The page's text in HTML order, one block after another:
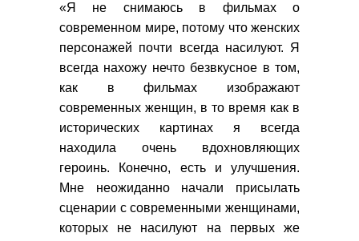
«Я не снимаюсь в фильмах о
современном мире, потому что женских
персонажей почти всегда насилуют. Я
всегда нахожу нечто безвкусное в том,
как в фильмах изображают
современных женщин, в то время как в
исторических картинах я всегда
находила очень вдохновляющих
героинь. Конечно, есть и улучшения.
Мне неожиданно начали присылать
сценарии с современными женщинами,
которых не насилуют на первых же